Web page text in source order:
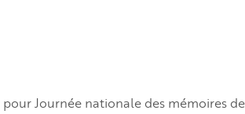
Journée nationale des mémoires de